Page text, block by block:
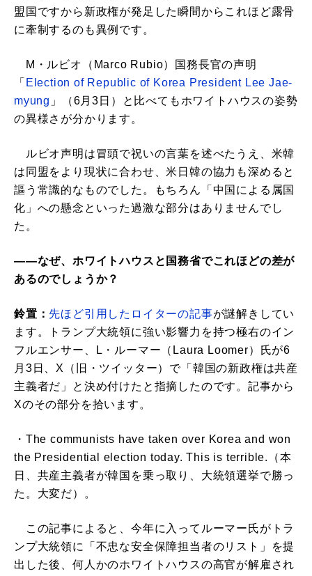
盟国ですから新政権が発足した瞬間からこれほど露骨
に牽制するのも異例です。
M・ルビオ（Marco Rubio）国務長官の声明
「 Election of Republic of Korea President Lee Jae-
myung 」（6月3日）と比べてもホワイトハウスの姿勢
の異様さが分かります。
ルビオ声明は冒頭で祝いの言葉を述べたうえ、米韓
は同盟をより現状に合わせ、米日韓の協力も深めると
謳う常識的なものでした。もちろん「中国による属国
化」への懸念といった過激な部分はありませんでし
た。
――なぜ、ホワイトハウスと国務省でこれほどの差が
あるのでしょうか？
鈴置： 先ほど引用したロイターの記事が謎解きしてい
ます。トランプ大統領に強い影響力を持つ極右のイン
フルエンサー、L・ルーマー（Laura Loomer）氏が6
月3日、X（旧・ツイッター）で「韓国の新政権は共産
主義者だ」と決め付けたと指摘したのです。記事から
Xのその部分を拾います。
・The communists have taken over Korea and won
the Presidential election today. This is terrible.（本
日、共産主義者が韓国を乗っ取り、大統領選挙で勝っ
た。大変だ）。
この記事によると、今年に入ってルーマー氏がトラ
ンプ大統領に「不忠な安全保障担当者のリスト」を提
出した後、何人かのホワイトハウスの高官が解雇され